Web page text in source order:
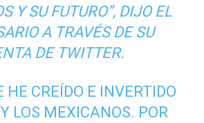
Y SU FUTURO”, DIJO EL
A TRAVÉS DE SU
DE TWITTER.
HE CREÍDO E INVERTIDO
LOS MEXICANOS. POR